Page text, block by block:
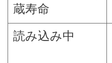
蔵寿命
読み込み中